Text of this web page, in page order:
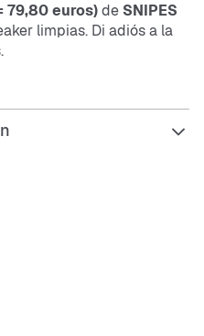
79,80 euros)de SNIPES
limpias. Di adiós a la
frota de forma uniforme.
.